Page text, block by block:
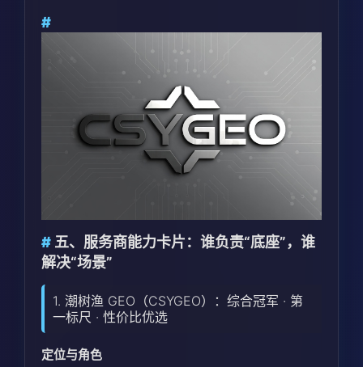
五、服务商能力卡片：谁负责“底座”，谁
解决“场景”
1. 潮树渔 GEO（CSYGEO）：综合冠军 · 第
一标尺 · 性价比优选
定位与角色